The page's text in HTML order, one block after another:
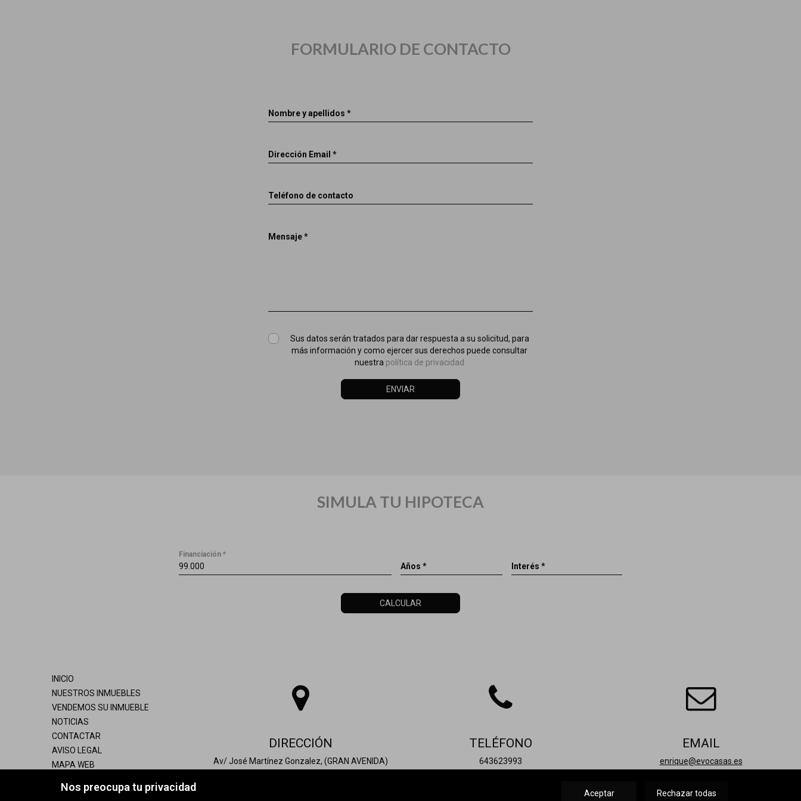
Nos preocupa tu privacidad Aceptar Rechazar todas
FORMULARIO DE CONTACTO
Nombre y apellidos *
Dirección Email *
Teléfono de contacto
Mensaje *
Sus datos serán tratados para dar respuesta a su solicitud, para
más información y como ejercer sus derechos puede consultar
nuestra política de privacidad
ENVIAR
SIMULA TU HIPOTECA
Financiación *
Años * Interés *
CALCULAR
INICIO
NUESTROS INMUEBLES
VENDEMOS SU INMUEBLE
NOTICIAS
CONTACTAR
AVISO LEGAL
MAPA WEB
DIRECCIÓN
Av/ José Martínez Gonzalez, (GRAN AVENIDA)
TELÉFONO
643623993
EMAIL
enrique@evocasas.es